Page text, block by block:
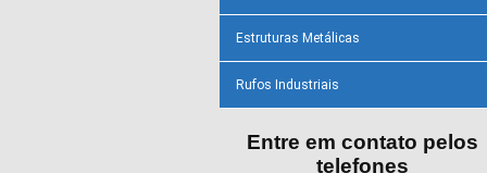
Estruturas Metálicas
Rufos Industriais
Entre em contato pelos
telefones